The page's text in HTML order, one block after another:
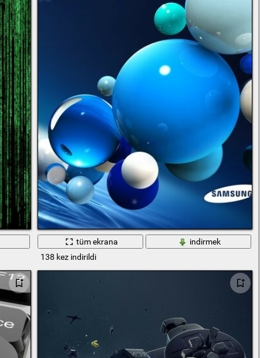
tüm ekrana
indirmek
138 kez indirildi